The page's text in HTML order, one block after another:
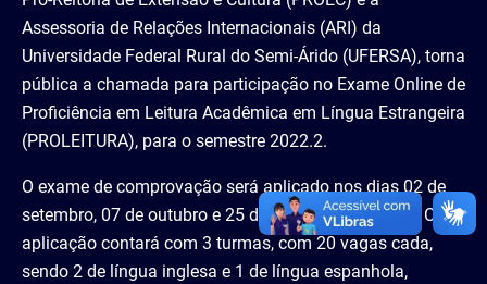
Assessoria de Relações Internacionais (ARI) da
Universidade Federal Rural do Semi-Árido (UFERSA), torna
pública a chamada para participação no Exame Online de
Proficiência em Leitura Acadêmica em Língua Estrangeira
(PROLEITURA), para o semestre 2022.2.
O exame de comprovação será aplicado nos dias 02 de
setembro, 07 de outubro e 25 de novembro de 2022. Cada
aplicação contará com 3 turmas, com 20 vagas cada,
sendo 2 de língua inglesa e 1 de língua espanhola,